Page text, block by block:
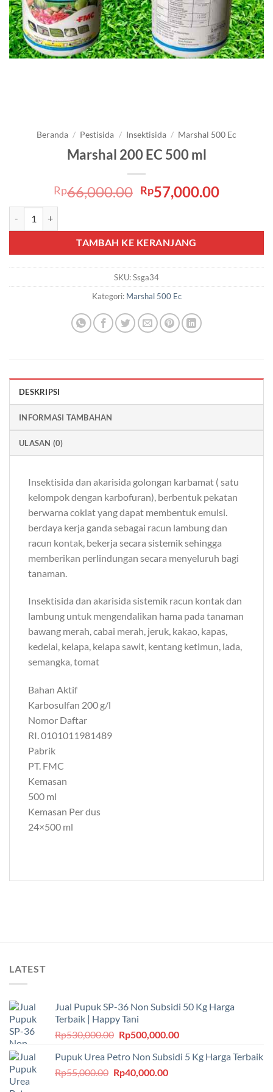
Beranda / Pestisida / Insektisida / Marshal 500 Ec
Marshal 200 EC 500 ml
Rp66,000.00 Harga
aslinya
Rp66,000.00.
Rp57,000.00Harga
adalah:
TAMBAH KE KERANJANG
SKU:Ssga34
Kategori: Marshal 500 Ec
DESKRIPSI
INFORMASI TAMBAHAN
ULASAN (0)
Insektisida dan akarisida golongan karbamat ( satu
kelompok dengan karbofuran), berbentuk pekatan
berwarna coklat yang dapat membentuk emulsi.
berdaya kerja ganda sebagai racun lambung dan
racun kontak, bekerja secara sistemik sehingga
memberikan perlindungan secara menyeluruh bagi
tanaman.
Insektisida dan akarisida sistemik racun kontak dan
lambung untuk mengendalikan hama pada tanaman
bawang merah, cabai merah, jeruk, kakao, kapas,
kedelai, kelapa, kelapa sawit, kentang ketimun, lada,
semangka, tomat
Bahan Aktif
Karbosulfan 200 g/l
Nomor Daftar
RI. 0101011981489
Pabrik
PT. FMC
Kemasan
500 ml
Kemasan Per dus
24×500 ml
LATEST
Jual Pupuk SP-36 Non Subsidi 50 Kg Harga
Terbaik | Happy Tani
Rp530,000.00 Harga
adalah:
Rp530,000.00.
Rp500,000.00Harga
ini
Pupuk Urea Petro Non Subsidi 5 Kg Harga Terbaik
Rp55,000.00 Harga
Rp40,000.00Harga